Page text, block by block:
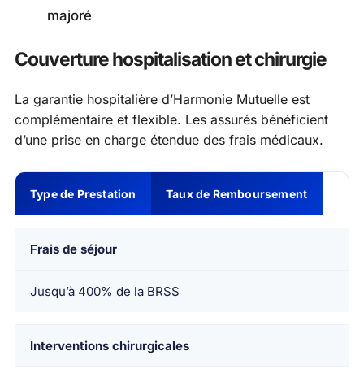
majoré
Couverture hospitalisation et chirurgie
La garantie hospitalière d’Harmonie Mutuelle est
complémentaire et flexible. Les assurés bénéficient
d’une prise en charge étendue des frais médicaux.
Type de Prestation Taux de Remboursement
Frais de séjour
Jusqu’à 400% de la BRSS
Interventions chirurgicales